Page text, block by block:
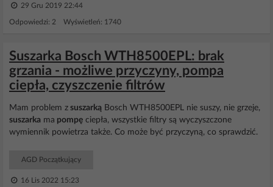
29 Gru 2019 22:44
Odpowiedzi: 2 Wyświetleń: 1740
Suszarka Bosch WTH8500EPL: brak
grzania - możliwe przyczyny, pompa
ciepła, czyszczenie filtrów
Mam problem z suszarką Bosch WTH8500EPL nie suszy, nie grzeje,
suszarka ma pompę ciepła, wszystkie filtry są wyczyszczone
wymiennik powietrza także. Co może być przyczyną, co sprawdzić.
AGD Początkujący
16 Lis 2022 15:23